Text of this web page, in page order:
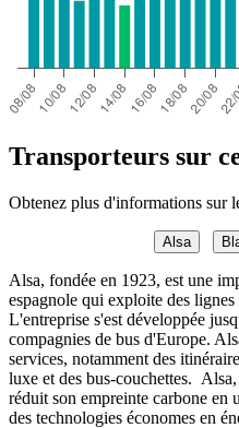
Transporteurs sur
Obtenez plus d'informations sur
Alsa
Alsa, fondée en 1923, est une
espagnole qui exploite des
L'entreprise s'est développée
compagnies de bus d'Europe.
services, notamment des
luxe et des bus-couchettes.
réduit son empreinte carbone en
des technologies économes en